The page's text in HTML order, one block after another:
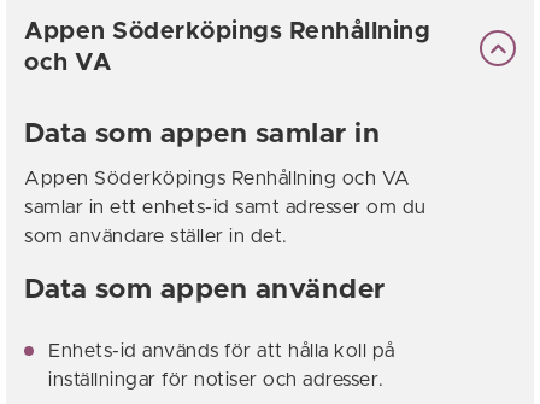
Appen Söderköpings Renhållning
och VA
Data som appen samlar in
Appen Söderköpings Renhållning och VA
samlar in ett enhets-id samt adresser om du
som användare ställer in det.
Data som appen använder
Enhets-id används för att hålla koll på
inställningar för notiser och adresser.